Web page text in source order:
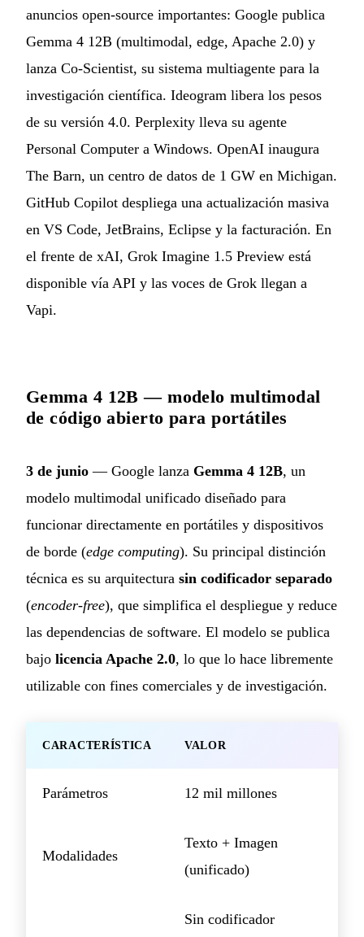
anuncios open-source importantes: Google publica
Gemma 4 12B (multimodal, edge, Apache 2.0) y
lanza Co-Scientist, su sistema multiagente para la
investigación científica. Ideogram libera los pesos
de su versión 4.0. Perplexity lleva su agente
Personal Computer a Windows. OpenAI inaugura
The Barn, un centro de datos de 1 GW en Michigan.
GitHub Copilot despliega una actualización masiva
en VS Code, JetBrains, Eclipse y la facturación. En
el frente de xAI, Grok Imagine 1.5 Preview está
disponible vía API y las voces de Grok llegan a
Vapi.
Gemma 4 12B — modelo multimodal
de código abierto para portátiles
3 de junio — Google lanza Gemma 4 12B, un
modelo multimodal unificado diseñado para
funcionar directamente en portátiles y dispositivos
de borde (edge computing). Su principal distinción
técnica es su arquitectura sin codificador separado
(encoder-free), que simplifica el despliegue y reduce
las dependencias de software. El modelo se publica
bajo licencia Apache 2.0, lo que lo hace libremente
utilizable con fines comerciales y de investigación.
CARACTERÍSTICA VALOR
Parámetros 12 mil millones
Modalidades
Texto + Imagen
(unificado)
Sin codificador